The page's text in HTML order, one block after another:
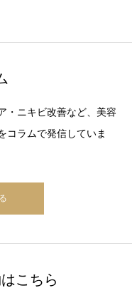
・ニキビ改善など、美容
コラムで発信していま
こちら